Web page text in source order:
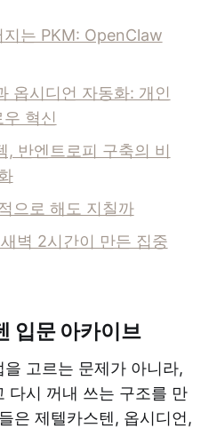
는 PKM: OpenClaw
옵시디언 자동화: 개인
혁신
, 반엔트로피 구축의 비
으로 해도 지칠까
벽 2시간이 만든 집중
입문 아카이브
고르는 문제가 아니라,
다시 꺼내 쓰는 구조를 만
은 제텔카스텐, 옵시디언,